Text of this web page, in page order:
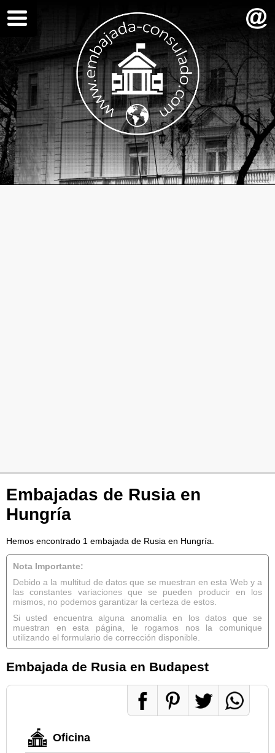
Embajadas de Rusia en
Hungría
Hemos encontrado 1 embajada de Rusia en Hungría.
Nota Importante:
Debido a la multitud de datos que se muestran en esta Web y a
las constantes variaciones que se pueden producir en los
mismos, no podemos garantizar la certeza de estos.
Si usted encuentra alguna anomalía en los datos que se
muestran en esta página, le rogamos nos la comunique
utilizando el formulario de corrección disponible.
Embajada de Rusia en Budapest
Oficina